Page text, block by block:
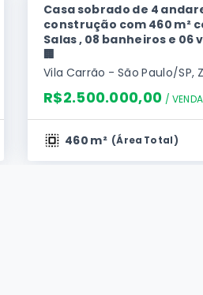
Casa sobrado de 4
construção com 460 m²
Salas , 08 banheiros e 06
🏢
Vila Carrão - São Paulo/SP,
R$2.500.000,00 / VENDA
460 m² (Área Total)